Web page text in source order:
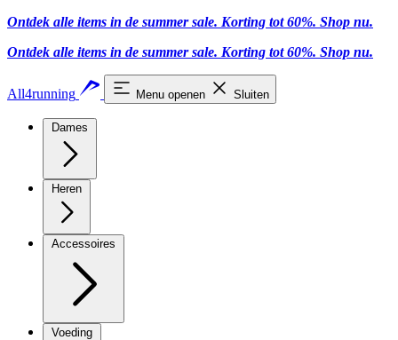
Ontdek alle items in de summer sale. Korting tot 60%. Shop nu.
Ontdek alle items in de summer sale. Korting tot 60%. Shop nu.
All4running Menu openen Sluiten
Dames
Heren
Accessoires
Voeding